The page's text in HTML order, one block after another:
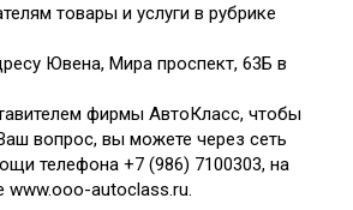
товары и услуги в рубрике
Ювена, Мира проспект, 63Б в
фирмы АвтоКласс, чтобы
вопрос, вы можете через сеть
телефона +7 (986) 7100303, на
autoclass.ru.